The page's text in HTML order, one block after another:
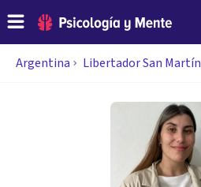
Argentina Libertador San Martín